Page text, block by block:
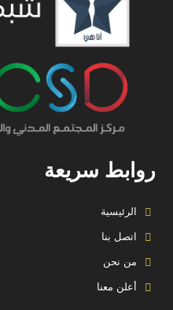
روابط سريعة
الرئيسية
اتصل بنا
من نحن
أعلن معنا